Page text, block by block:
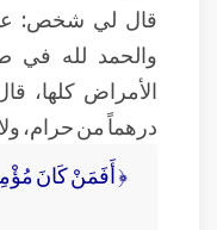
قال لي شخص:
والحمد لله
الأمراض كلها،
درهماً من حرام،
﴿ أَفَمَنْ كَانَ